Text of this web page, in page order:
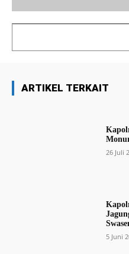
ARTIKEL TERKAIT
26 Juli
5 Juni